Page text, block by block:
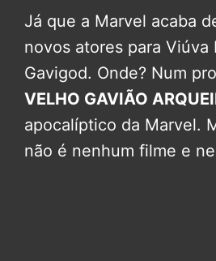
Já que a Marvel acaba
novos atores para Viúva
Gavigod. Onde? Num
VELHO GAVIÃO
apocalíptico da Marvel.
não é nenhum filme e